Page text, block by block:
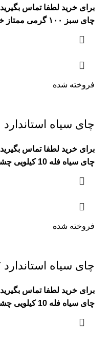
برای خرید لطفا تماس بگیرید
چای سبز ۱۰۰ گرمی ممتاز خارجی کی‌نوش - کارتن ۶۰ تایی
فروخته شده
چای سیاه استاندارد ۲۳۰
برای خرید لطفا تماس بگیرید
چای سیاه فله 10 کیلویی چشمک استاندارد ۲۳۰ (نیم‌ریز)
فروخته شده
چای سیاه استاندارد ۷۷۷
برای خرید لطفا تماس بگیرید
چای سیاه فله 10 کیلویی چشمک استاندارد ۷۷۷ (شکسته)